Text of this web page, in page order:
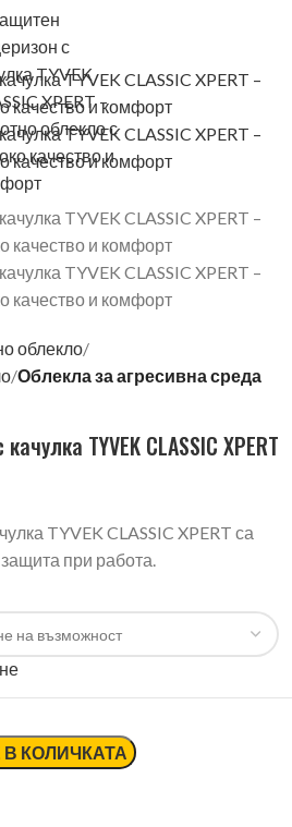
облекло
Облекла за агресивна среда
TYVEK CLASSIC XPERT
TYVEK CLASSIC XPERT са
при работа.
КОЛИЧКАТА